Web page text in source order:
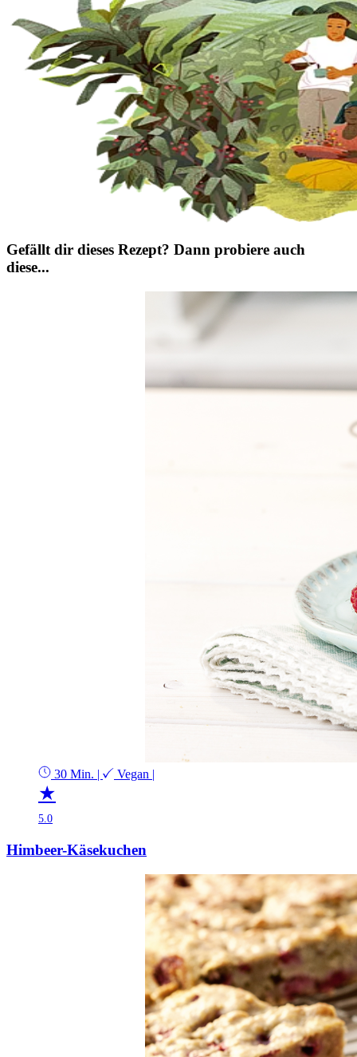
Gefällt dir dieses Rezept? Dann probiere auch
diese...
30 Min. | Vegan |
★
5.0
Himbeer-Käsekuchen